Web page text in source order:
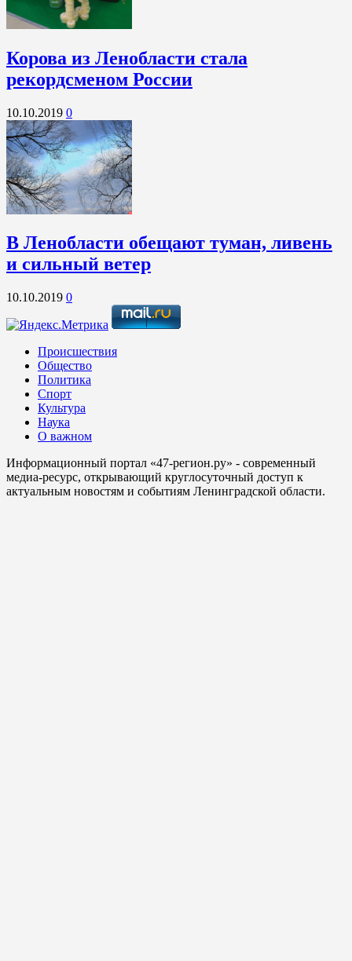
Корова из Ленобласти стала
рекордсменом России
10.10.2019 0
В Ленобласти обещают туман, ливень
и сильный ветер
10.10.2019 0
Происшествия
Общество
Политика
Спорт
Культура
Наука
О важном
Информационный портал «47-регион.ру» - современный
медиа-ресурс, открывающий круглосуточный доступ к
актуальным новостям и событиям Ленинградской области.